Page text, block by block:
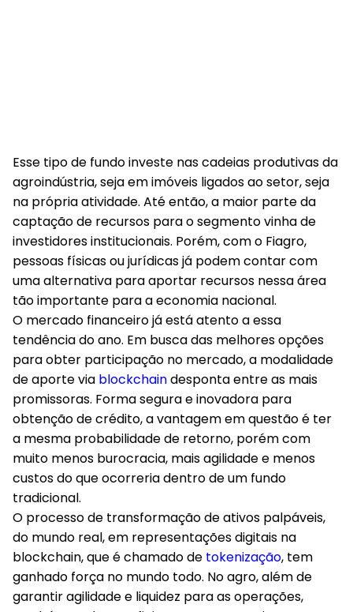
Esse tipo de fundo investe nas cadeias produtivas da
agroindústria, seja em imóveis ligados ao setor, seja
na própria atividade. Até então, a maior parte da
captação de recursos para o segmento vinha de
investidores institucionais. Porém, com o Fiagro,
pessoas físicas ou jurídicas já podem contar com
uma alternativa para aportar recursos nessa área
tão importante para a economia nacional.
O mercado financeiro já está atento a essa
tendência do ano. Em busca das melhores opções
para obter participação no mercado, a modalidade
de aporte via blockchaindesponta entre as mais
promissoras. Forma segura e inovadora para
obtenção de crédito, a vantagem em questão é ter
a mesma probabilidade de retorno, porém com
muito menos burocracia, mais agilidade e menos
custos do que ocorreria dentro de um fundo
tradicional.
O processo de transformação de ativos palpáveis,
do mundo real, em representações digitais na
blockchain, que é chamado de tokenização, tem
ganhado força no mundo todo. No agro, além de
garantir agilidade e liquidez para as operações,